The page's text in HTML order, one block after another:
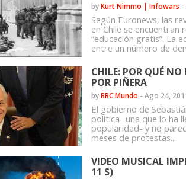
byKurt Nimmo | Infowars -
Según Euronews, las
en Chile se encuentran
“educación gratis”. La
entre un número de
CHILE: POR QUÉ
POR PIÑERA
byBBC Mundo - Ago 24,
El gobierno de
política -una que lo ha
popularidad- y no
meses de protestas...
VIDEO MUSICAL
11 S)